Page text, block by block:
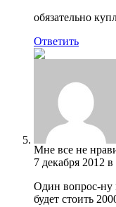
обязательно
Ответить
Мне все не
7 декабря 2012
Один вопрос-ну
будет стоить